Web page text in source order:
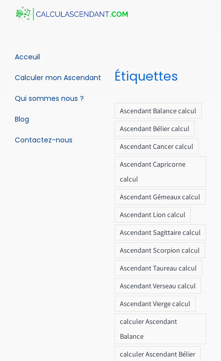
Acceuil
Calculer mon Ascendant
Qui sommes nous ?
Blog
Contactez-nous
Étiquettes
Ascendant Balance calcul
Ascendant Bélier calcul
Ascendant Cancer calcul
Ascendant Capricorne
calcul
Ascendant Gémeaux calcul
Ascendant Lion calcul
Ascendant Sagittaire calcul
Ascendant Scorpion calcul
Ascendant Taureau calcul
Ascendant Verseau calcul
Ascendant Vierge calcul
calculer Ascendant
Balance
calculer Ascendant Bélier